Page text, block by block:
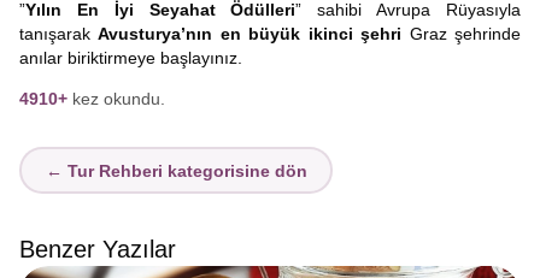
”Yılın En İyi Seyahat Ödülleri” sahibi Avrupa Rüyasıyla
tanışarakAvusturya’nın en büyük ikinci şehri Graz şehrinde
anılar biriktirmeye başlayınız.
4910+ kez okundu.
← Tur Rehberi kategorisine dön
Benzer Yazılar